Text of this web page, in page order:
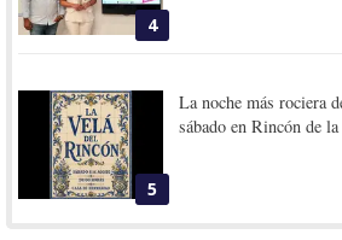
4
5
La noche más rociera
sábado en Rincón de